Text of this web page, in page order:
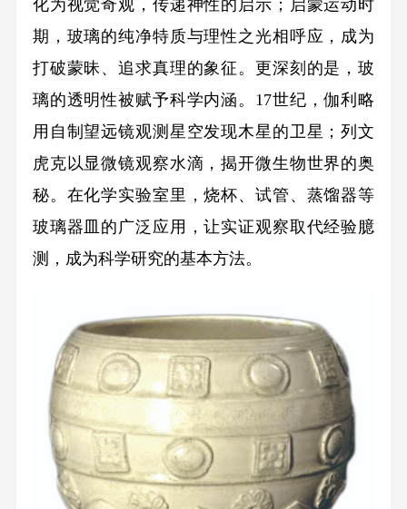
化为视觉奇观，传递神性的启示；启蒙运动时
期，玻璃的纯净特质与理性之光相呼应，成为
打破蒙昧、追求真理的象征。更深刻的是，玻
璃的透明性被赋予科学内涵。17世纪，伽利略
用自制望远镜观测星空发现木星的卫星；列文
虎克以显微镜观察水滴，揭开微生物世界的奥
秘。在化学实验室里，烧杯、试管、蒸馏器等
玻璃器皿的广泛应用，让实证观察取代经验臆
测，成为科学研究的基本方法。